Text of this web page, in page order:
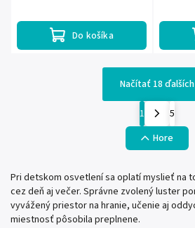
Do košíka
Načítať 18 ďalších
1
5
Hore
Pri detskom osvetlení sa oplatí myslieť na
cez deň aj večer. Správne zvolený luster
vyvážený priestor na hranie, učenie aj
miestnosť pôsobila preplnene.